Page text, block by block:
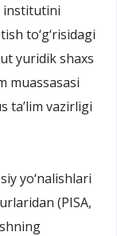
institutini
to‘g‘risidagi
yuridik shaxs
muassasasi
ta’lim vazirligi
yo‘nalishlari
(PISA,